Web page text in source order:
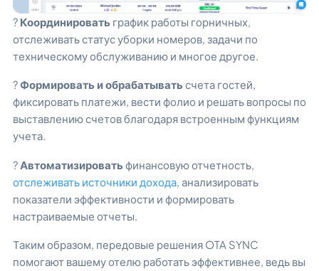
? Координировать график работы горничных,
отслеживать статус уборки номеров, задачи по
техническому обслуживанию и многое другое.
?Формировать и обрабатывать счета гостей,
фиксировать платежи, вести фолио и решать вопросы по
выставлению счетов благодаря встроенным функциям
учета.
? Автоматизировать финансовую отчетность,
отслеживать источники дохода , анализировать
показатели эффективности и формировать
настраиваемые отчеты.
Таким образом, передовые решения OTA SYNC
помогают вашему отелю работать эффективнее, ведь вы